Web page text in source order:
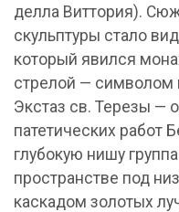
делла Виттория).
скульптуры стало
который явился
стрелой — символом
Экстаз св. Терезы —
патетических работ
глубокую нишу
пространстве под
каскадом золотых